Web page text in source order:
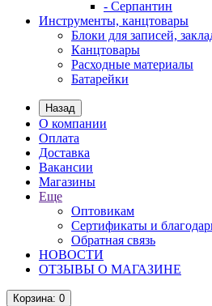
- Серпантин
Инструменты, канцтовары
Блоки для записей,
Канцтовары
Расходные материалы
Батарейки
Назад
О компании
Оплата
Доставка
Вакансии
Магазины
Еще
Оптовикам
Сертификаты и
Обратная связь
НОВОСТИ
ОТЗЫВЫ О МАГАЗИНЕ
Корзина: 0